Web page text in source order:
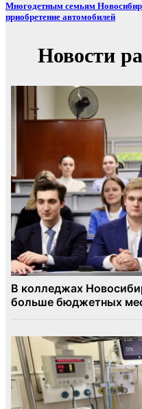
Многодетным семьям
приобретение автомобилей